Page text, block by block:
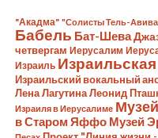
"Акадма" "Солисты Тель-
Бабель Бат-Шева
четвергам Иерусалим
Израиль
Израильский вокальный
Лена Лагутина Леонид
Израиля в Иерусалиме
в Старом Яффо Музей